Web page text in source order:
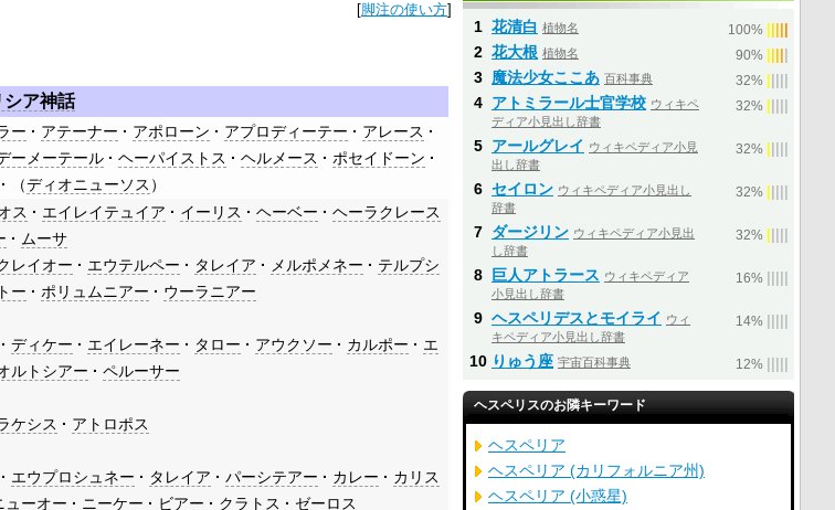
[脚注の使い方]
シア神話
ー アテーナー アポローン アプロディーテー
アレース
ーメーテール ヘーパイストス ヘルメース
ポセイドーン
（ディオニューソス ）
ス エイレイテュイア イーリス ヘーベー
ヘーラクレース
ムーサ
レイオー エウテルペー タレイア メルポメネー
テルプシ
ー ポリュムニアー
ウーラニアー
ディケー エイレーネー タロー アウクソー カルポー
エ
ルトシアー
ペルーサー
ケシス
アトロポス
エウプロシュネー タレイア パーシテアー カレー
カリス
ューオー ニーケー ビアー クラトス ゼーロス
1 花清白 植物名 100%
2 花大根 植物名 90%
3 魔法少女ここあ 百科事典 32%
4 アトミラール士官学校 ウィキペ
ディア小見出し辞書
32%
5 アールグレイ ウィキペディア小見
出し辞書
32%
6 セイロン ウィキペディア小見出し
辞書
32%
7 ダージリン ウィキペディア小見出
し辞書
32%
8 巨人アトラース ウィキペディア
小見出し辞書
16%
9 ヘスペリデスとモイライ ウィ
キペディア小見出し辞書
14%
10 りゅう座 宇宙百科事典 12%
ヘスペリスのお隣キーワード
ヘスペリア
ヘスペリア (カリフォルニア州)
ヘスペリア (小惑星)